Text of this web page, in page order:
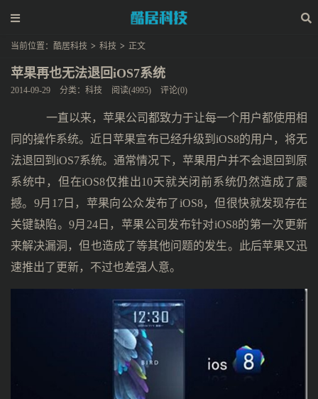
当前位置： 酷居科技 > 科技 > 正文
苹果再也无法退回iOS7系统
2014-09-29 分类： 科技 阅读(4995) 评论(0)
一直以来，苹果公司都致力于让每一个用户都使用相
同的操作系统。近日苹果宣布已经升级到iOS8的用户，将无
法退回到iOS7系统。通常情况下，苹果用户并不会退回到原
系统中，但在iOS8仅推出10天就关闭前系统仍然造成了震
撼。9月17日，苹果向公众发布了iOS8，但很快就发现存在
关键缺陷。9月24日，苹果公司发布针对iOS8的第一次更新
来解决漏洞，但也造成了等其他问题的发生。此后苹果又迅
速推出了更新，不过也差强人意。